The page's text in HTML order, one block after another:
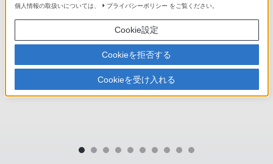
個人情報の取扱いについては、
プライバシーポリシー をご覧ください。
Cookie設定
Cookieを拒否する
Cookieを受け入れる